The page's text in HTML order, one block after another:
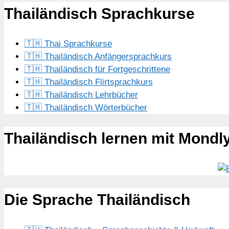
Thailändisch Sprachkurse
🇹🇭 Thai Sprachkurse
🇹🇭 Thailändisch Anfängersprachkurs
🇹🇭 Thailändisch für Fortgeschrittene
🇹🇭 Thailändisch Flirtsprachkurs
🇹🇭 Thailändisch Lehrbücher
🇹🇭 Thailändisch Wörterbücher
Thailändisch lernen mit
Die Sprache Thailändisch